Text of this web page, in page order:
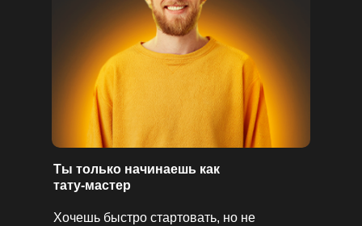
Ты только начинаешь как
тату-мастер
Хочешь быстро стартовать, но не